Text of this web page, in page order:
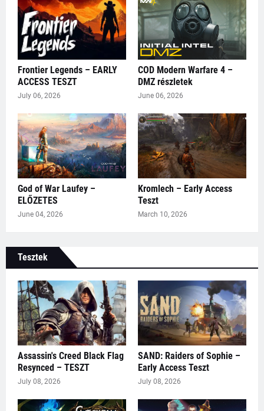
Frontier Legends – EARLY
ACCESS TESZT
July 06, 2026
COD Modern Warfare 4 –
DMZ részletek
June 06, 2026
God of War Laufey –
ELŐZETES
June 04, 2026
Kromlech – Early Access
Teszt
March 10, 2026
Tesztek
Assassin's Creed Black Flag
Resynced – TESZT
July 08, 2026
SAND: Raiders of Sophie –
Early Access Teszt
July 08, 2026